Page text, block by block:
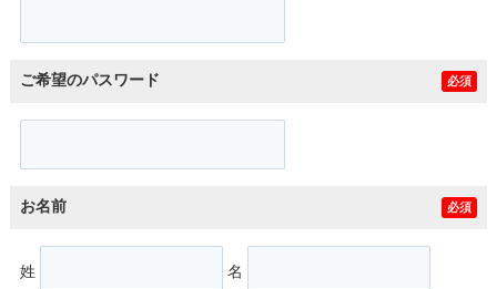
ご希望のパスワード 必須
お名前 必須
姓 名